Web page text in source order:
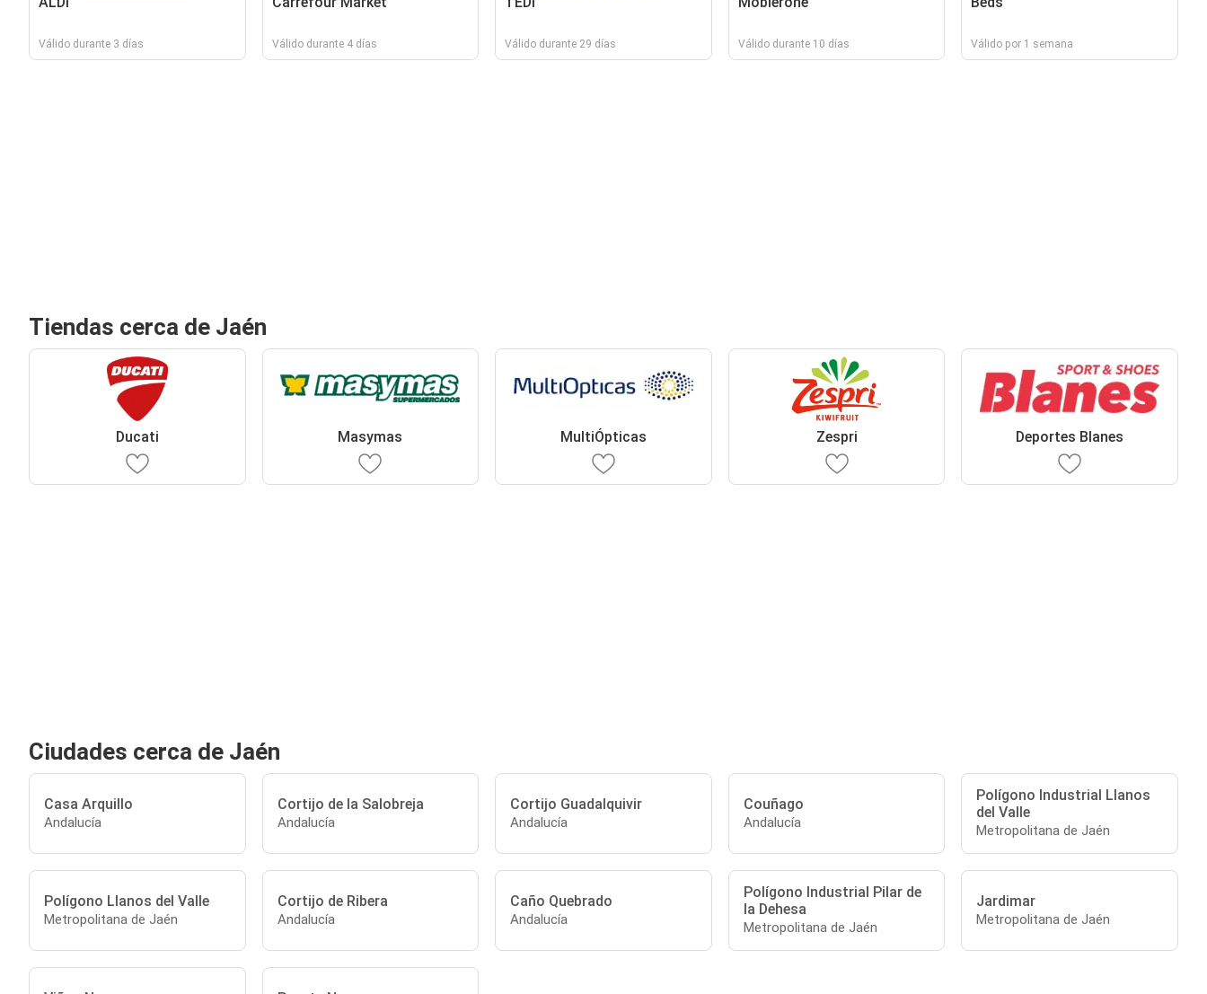
Válido durante 3 días Válido durante 4 días Válido durante 29 días Válido durante 10 días Válido por 1 semana
Tiendas cerca de Jaén
Ducati Masymas MultiÓpticas Zespri Deportes Blanes
Ciudades cerca de Jaén
Casa Arquillo
Andalucía
Cortijo de la Salobreja
Andalucía
Cortijo Guadalquivir
Andalucía
Couñago
Andalucía
Polígono Industrial Llanos
del Valle
Metropolitana de Jaén
Polígono Llanos del Valle
Metropolitana de Jaén
Cortijo de Ribera
Andalucía
Caño Quebrado
Andalucía
Polígono Industrial Pilar de
la Dehesa
Metropolitana de Jaén
Jardimar
Metropolitana de Jaén